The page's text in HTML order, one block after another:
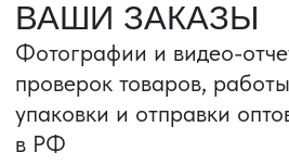
Портативные колонки
Условия: Тираж 3100 шт.
Колонка с шнуром
зарядным, без коробки
и ложемента (эвы).